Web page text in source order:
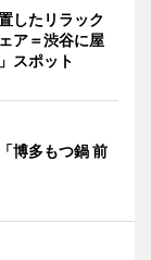
したリラック
ア＝渋谷に屋
スポット
博多もつ鍋 前